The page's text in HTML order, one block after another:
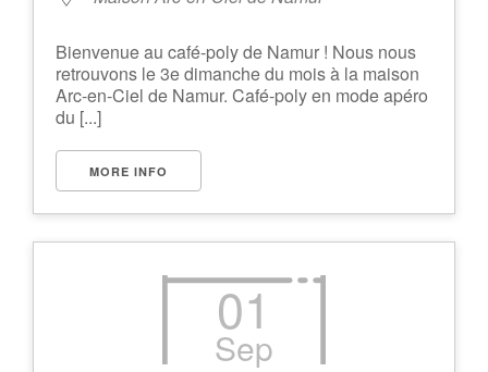
Bienvenue au café-poly de Namur ! Nous nous
retrouvons le 3e dimanche du mois à la maison
Arc-en-Ciel de Namur. Café-poly en mode apéro
du [...]
MORE INFO
01
Sep